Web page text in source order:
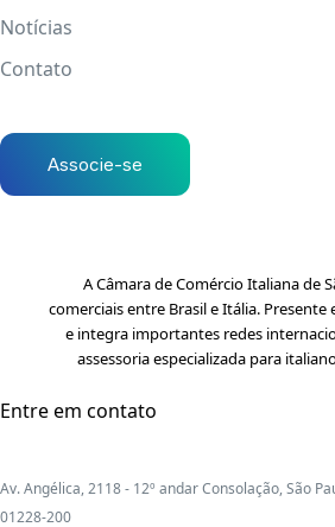
Notícias
Contato
Associe-se
A Câmara de Comércio Italiana de
comerciais entre Brasil e Itália.
e integra importantes redes
assessoria especializada para
Entre em contato
Av. Angélica, 2118 - 12º andar Consolação, São
01228-200